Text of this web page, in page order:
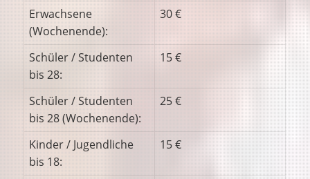
Erwachsene
(Wochenende):
30 €
Schüler / Studenten
bis 28:
15 €
Schüler / Studenten
bis 28 (Wochenende):
25 €
Kinder / Jugendliche
bis 18:
15 €